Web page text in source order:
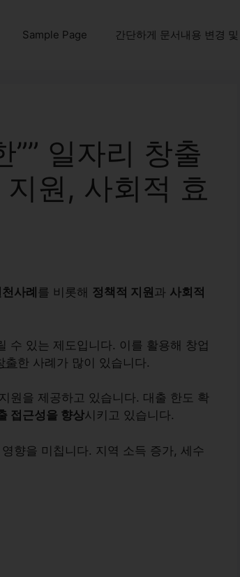
Sample Page 간단하게 문서내용 변경
”” 일자리 창출
원, 사회적 효
사례 를 비롯해 정책적 지원 과 사회적
수 있는 제도입니다. 이를 활용해 창업
출한 사례가 많이 있습니다.
원을 제공하고 있습니다. 대출 한도 확
접근성을 향상시키고 있습니다.
향을 미칩니다. 지역 소득 증가, 세수